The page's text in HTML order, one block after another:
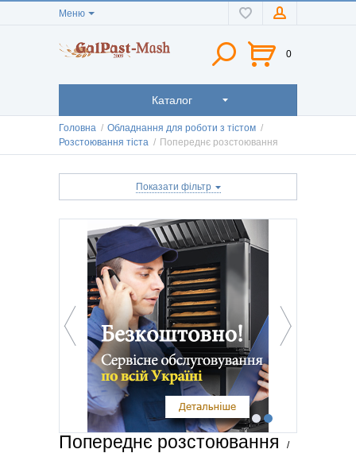
Меню
0
Каталог
Головна / Обладнання для роботи з тістом /
Розстоювання тіста / Попереднє розстоювання
Показати фільтр
Ціна
Стан
Б/у (2)
Попереднє розстоювання
/